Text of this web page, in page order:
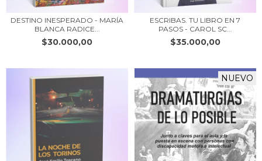
DESTINO INESPERADO - MARÍA
BLANCA RADICE...
$30.000,00
ESCRIBAS. TU LIBRO EN 7
PASOS - CAROL SC...
$35.000,00
NUEVO